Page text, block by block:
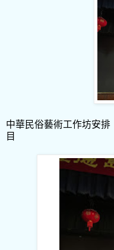
中華民俗藝術工作坊安
目